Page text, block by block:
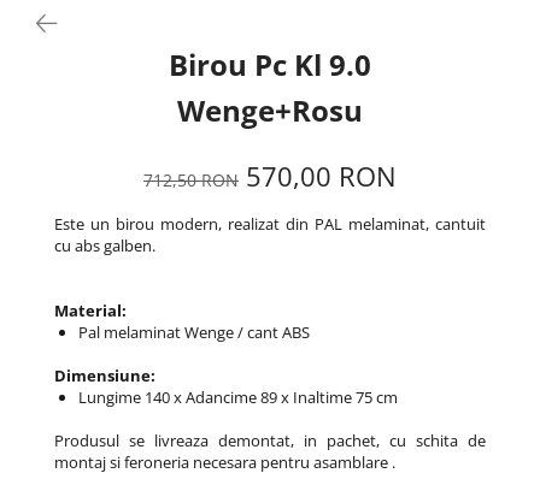
Birou Pc Kl 9.0
Wenge+Rosu
712,50 RON 570,00 RON
Este un birou modern, realizat din PAL melaminat, cantuit
cu abs galben.
Material:
Pal melaminat Wenge / cant ABS
Dimensiune:
Lungime 140 x Adancime 89 x Inaltime 75 cm
Produsul se livreaza demontat, in pachet, cu schita de
montaj si feroneria necesara pentru asamblare .